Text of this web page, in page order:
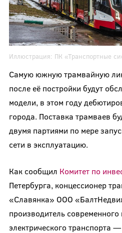
Иллюстрация: ПК «Транспортные
Самую южную трамвайную
после её постройки будут
модели, в этом году
города. Поставка трамваев
двумя партиями по мере
сети в эксплуатацию.
Как сообщил Комитет по
Петербурга, концессионер
«Славянка» ООО
производитель современного
электрического транспорта